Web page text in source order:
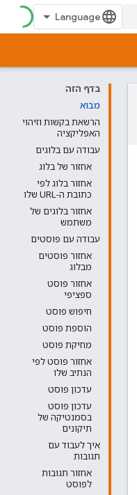
בדף הזה
מבוא
הרשאת בקשות וזיהוי
האפליקציה
עבודה עם בלוגים
אחזור של בלוג
אחזור בלוג לפי
כתובת ה-URL שלו
אחזור בלוגים של
משתמש
עבודה עם פוסטים
אחזור פוסטים
מבלוג
אחזור פוסט
ספציפי
חיפוש פוסט
הוספת פוסט
מחיקת פוסט
אחזור פוסט לפי
הנתיב שלו
עדכון פוסט
עדכון פוסט
בסמנטיקה של
תיקונים
איך לעבוד עם
תגובות
אחזור תגובות
לפוסט